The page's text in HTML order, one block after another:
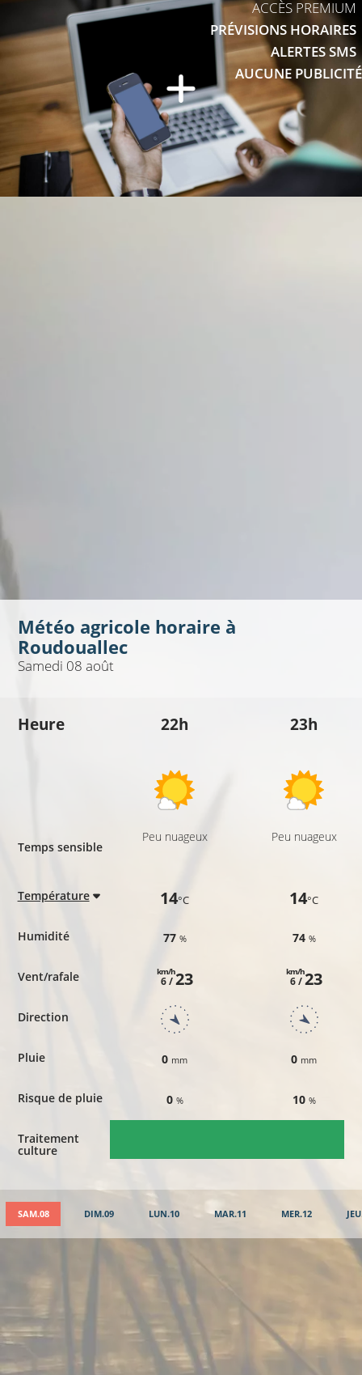
ACCÈS PREMIUM
PRÉVISIONS HORAIRES
ALERTES SMS
AUCUNE PUBLICITÉ
Météo agricole horaire à
Roudouallec
Samedi 08 août
Heure
Temps sensible
Température
Humidité
Vent/rafale
Direction
Pluie
Risque de pluie
Traitement
culture
22h
Peu nuageux
14°C
77 %
6 /
km/h23
0 mm
0 %
23h
Peu nuageux
14°C
74 %
6 /
km/h23
0 mm
10 %
SAM.08 DIM.09 LUN.10 MAR.11 MER.12